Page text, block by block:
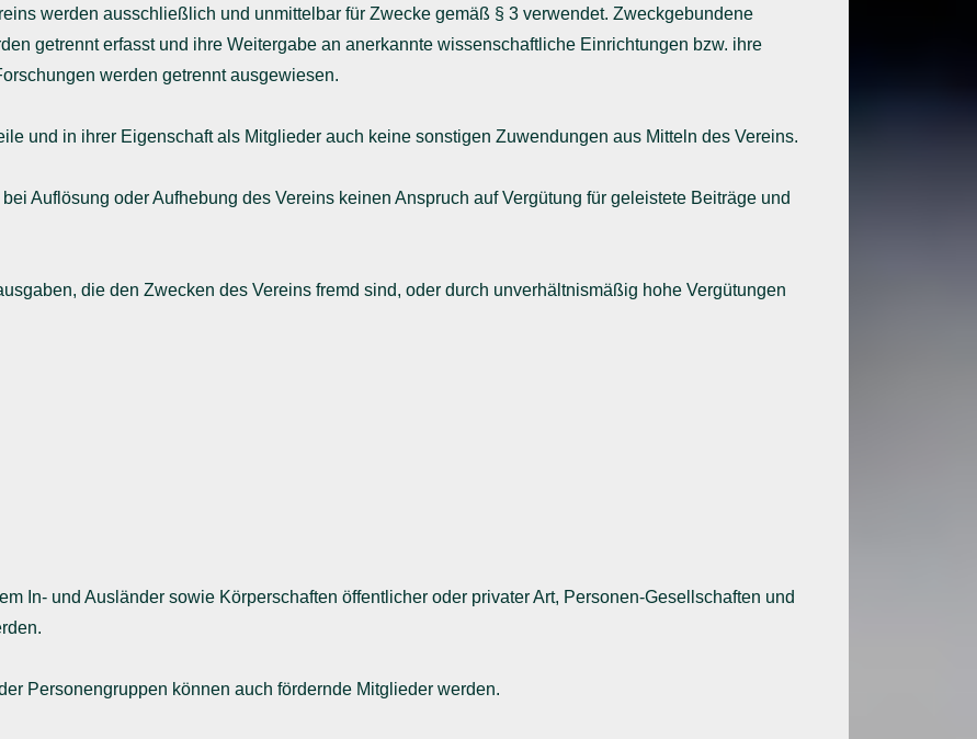
werden ausschließlich und unmittelbar für Zwecke gemäß § 3 verwendet. Zweckgebundene
getrennt erfasst und ihre Weitergabe an anerkannte wissenschaftliche Einrichtungen bzw. ihre
werden getrennt ausgewiesen.
und in ihrer Eigenschaft als Mitglieder auch keine sonstigen Zuwendungen aus Mitteln des Vereins.
Auflösung oder Aufhebung des Vereins keinen Anspruch auf Vergütung für geleistete Beiträge und
die den Zwecken des Vereins fremd sind, oder durch unverhältnismäßig hohe Vergütungen
In- und Ausländer sowie Körperschaften öffentlicher oder privater Art, Personen-Gesellschaften und
Personengruppen können auch fördernde Mitglieder werden.